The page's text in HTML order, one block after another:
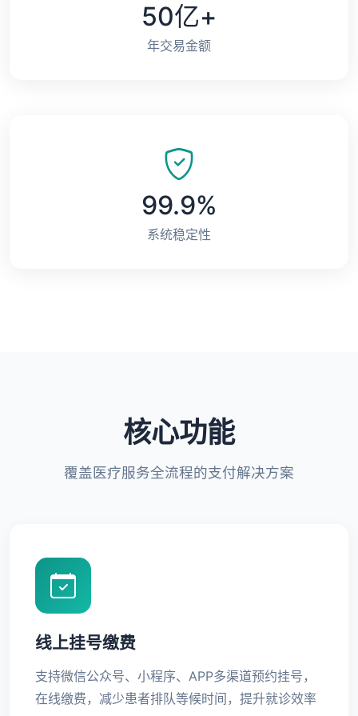
50亿+
年交易金额
99.9%
系统稳定性
核心功能
覆盖医疗服务全流程的支付解决方案
线上挂号缴费
支持微信公众号、小程序、APP多渠道预约挂号，
在线缴费，减少患者排队等候时间，提升就诊效率